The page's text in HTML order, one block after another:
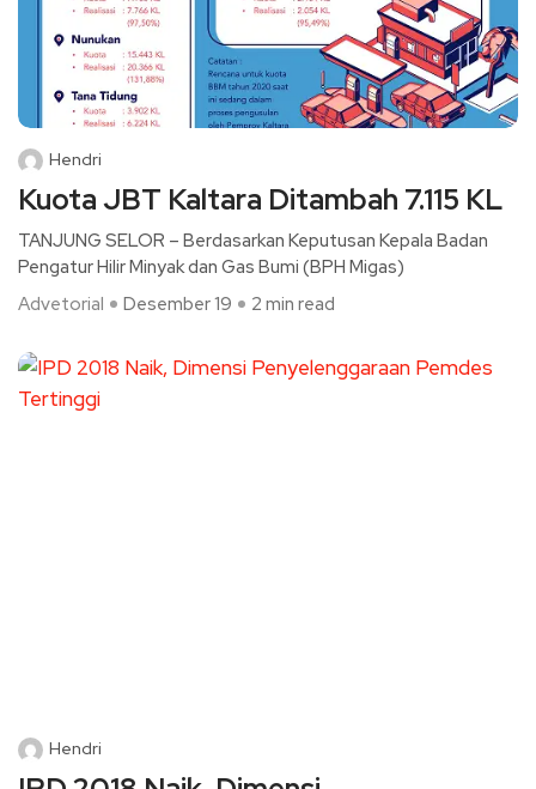
Hendri
Kuota JBT Kaltara Ditambah 7.115 KL
TANJUNG SELOR – Berdasarkan Keputusan Kepala Badan
Pengatur Hilir Minyak dan Gas Bumi (BPH Migas)
Advetorial
Desember 19 2 min read
Hendri